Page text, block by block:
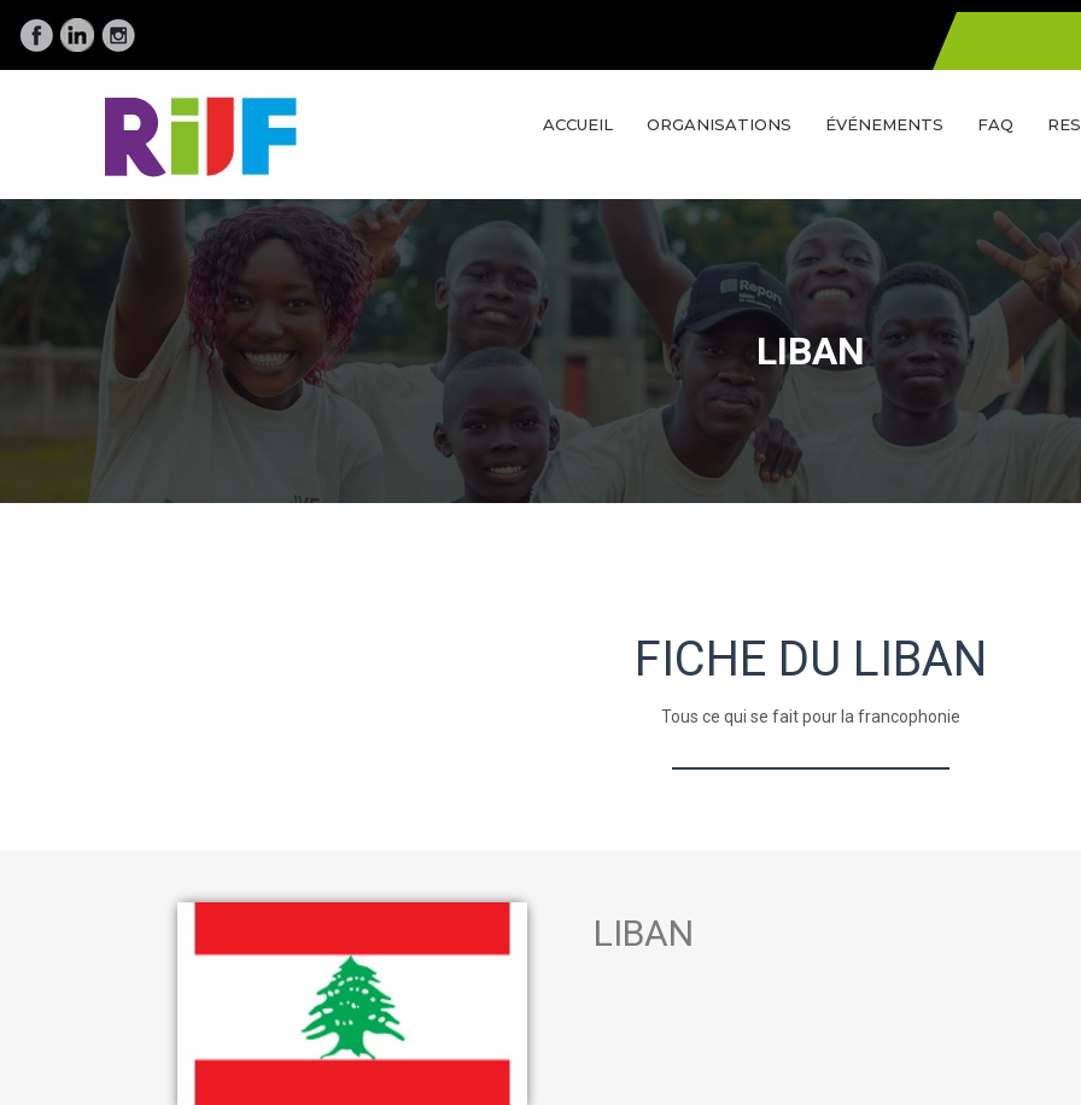
ACCUEIL ORGANISATIONS ÉVÉNEMENTS FAQ
LIBAN
FICHE DU LIBAN
Tous ce qui se fait pour la francophonie
LIBAN